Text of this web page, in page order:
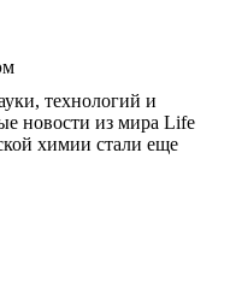
технологий и
новости из мира Life
химии стали еще